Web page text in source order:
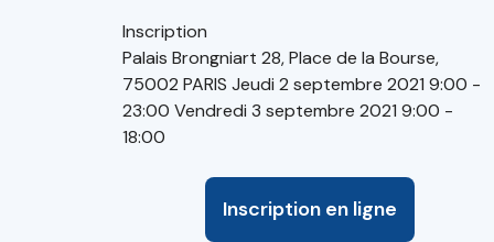
Inscription
Palais Brongniart 28, Place de la Bourse,
75002 PARIS Jeudi 2 septembre 2021 9:00 -
23:00 Vendredi 3 septembre 2021 9:00 -
18:00
Inscription en ligne